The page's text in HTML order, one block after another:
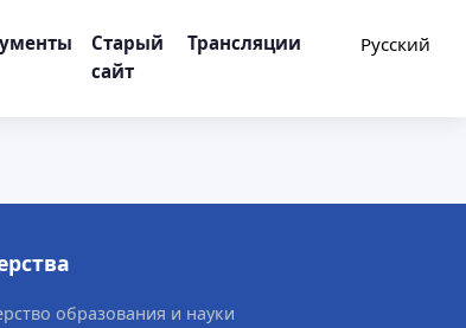
Старый
сайт
Трансляции Русский
образования и науки